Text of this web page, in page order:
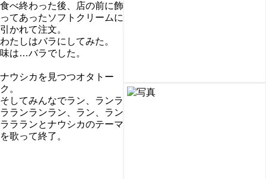
食べ終わった後、店の前に飾
ってあったソフトクリームに
引かれて注文。
わたしはバラにしてみた。
味は…バラでした。
ナウシカを見つつオタトー
ク。
そしてみんなでラン、ランラ
ラランランラン、ラン、ラン
ララランとナウシカのテーマ
を歌って終了。